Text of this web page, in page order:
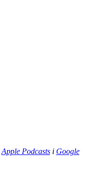
Apple Podcastsi Google